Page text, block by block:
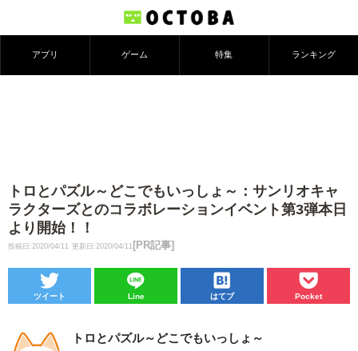
アプリ ゲーム 特集 ランキング
トロとパズル～どこでもいっしょ～：サンリオキャ
ラクターズとのコラボレーションイベント第3弾本日
より開始！！
投稿日:2020/04/11 更新日:2020/04/11 [PR記事]
ツイート Line はてブ Pocket
トロとパズル～どこでもいっしょ～